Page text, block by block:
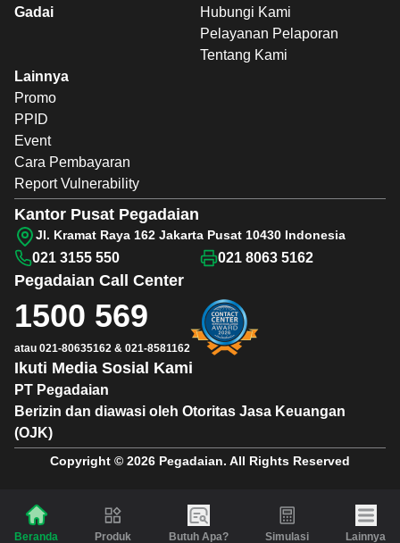
Beranda Produk Butuh Apa? Simulasi Lainnya
Gadai
Hubungi Kami
Pelayanan Pelaporan
Tentang Kami
Lainnya
Promo
PPID
Event
Cara Pembayaran
Report Vulnerability
PT Pegadaian
Berizin dan diawasi oleh Otoritas Jasa Keuangan
(OJK)
Ikuti Media Sosial Kami
Pegadaian Call Center
1500 569
atau 021-80635162 & 021-8581162
Kantor Pusat Pegadaian
Jl. Kramat Raya 162 Jakarta Pusat 10430 Indonesia
021 3155 550 021 8063 5162
Copyright © 2026 Pegadaian. All Rights Reserved